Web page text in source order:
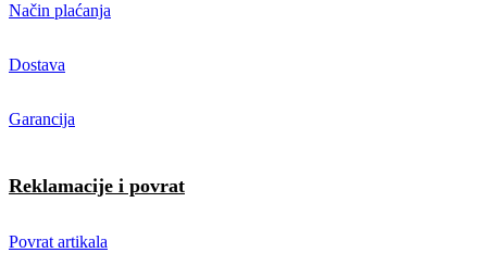
Način plaćanja
Dostava
Garancija
Reklamacije i povrat
Povrat artikala